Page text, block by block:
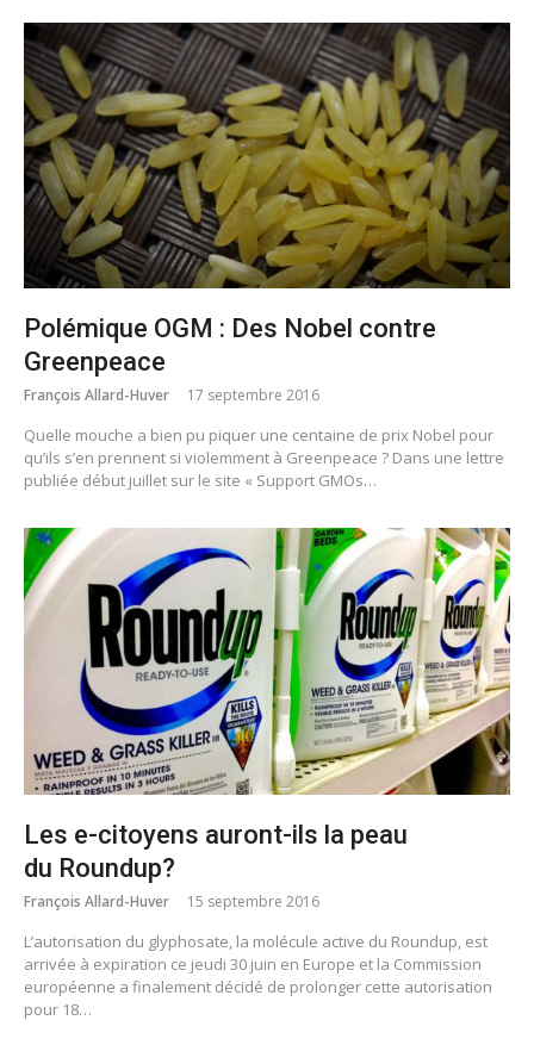
Polémique OGM : Des Nobel contre
Greenpeace
François Allard-Huver 17 septembre 2016
Quelle mouche a bien pu piquer une centaine de prix Nobel pour
qu’ils s’en prennent si violemment à Greenpeace ? Dans une lettre
publiée début juillet sur le site « Support GMOs…
Les e-citoyens auront-ils la peau
du Roundup?
François Allard-Huver 15 septembre 2016
L’autorisation du glyphosate, la molécule active du Roundup, est
arrivée à expiration ce jeudi 30 juin en Europe et la Commission
européenne a finalement décidé de prolonger cette autorisation
pour 18…